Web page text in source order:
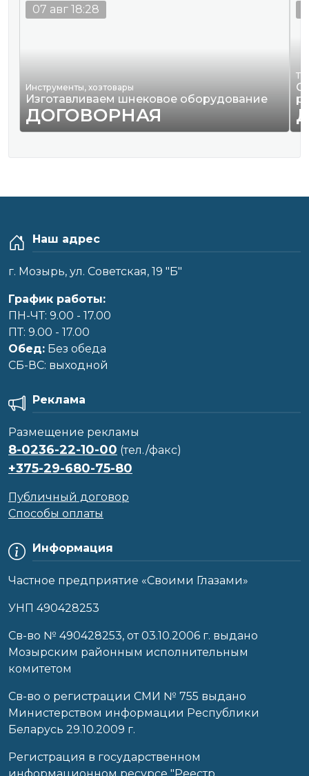
Инструменты, хозтовары
Изготавливаем шнековое оборудование
ДОГОВОРНАЯ
07 авг 18:28
Наш адрес
г. Мозырь, ул. Советская, 19 "Б"
График работы:
ПН-ЧТ: 9.00 - 17.00
ПТ: 9.00 - 17.00
Обед: Без обеда
CБ-ВС: выходной
Информация
Частное предприятие «Своими Глазами»
УНП 490428253
Cв-во № 490428253, от 03.10.2006 г. выдано
Мозырским районным исполнительным
комитетом
Св-во о регистрации СМИ № 755 выдано
Министерством информации Республики
Беларусь 29.10.2009 г.
Регистрация в государственном
Реклама
Размещение рекламы
8-0236-22-10-00 (тел./факс)
+375-29-680-75-80
Публичный договор
Способы оплаты